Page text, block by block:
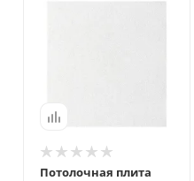
Потолочная плита